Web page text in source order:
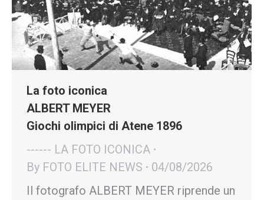
La foto iconica
ALBERT MEYER
Giochi olimpici di Atene 1896
------ LA FOTO ICONICA
By FOTO ELITE NEWS
04/08/2026
Il fotografo ALBERT MEYER riprende un